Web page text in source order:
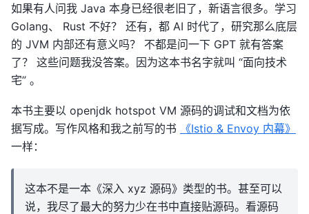
如果有人问我 Java 本身已经很老旧了，新语言很多。学习
Golang、 Rust 不好？ 还有，都 AI 时代了，研究那么底层
的 JVM 内部还有意义吗？ 不都是问一下 GPT 就有答案
了？ 这些问题我没答案。因为这本书名字就叫 “面向技术
宅” 。
本书主要以 openjdk hotspot VM 源码的调试和文档为依
据写成。写作风格和我之前写的书
《Istio & Envoy 内幕》
一样：
这本不是一本《深入 xyz 源码》类型的书。甚至可以
说，我尽了最大的努力少在书中直接贴源码。看源码